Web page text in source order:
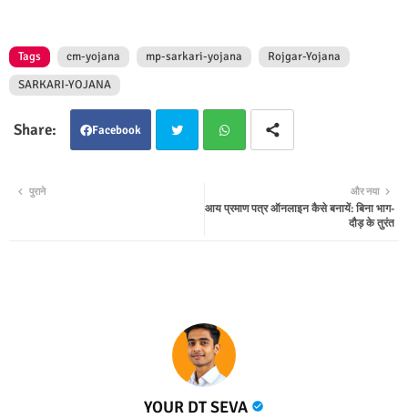
Tags cm-yojana mp-sarkari-yojana
Rojgar-Yojana
SARKARI-YOJANA
Facebook
tsap
और नया
आय प्रमाण पत्र ऑनलाइन कैसे बनायें: बिना भाग-
दौड़ के तुरंत
पुराने
YOUR DT SEVA